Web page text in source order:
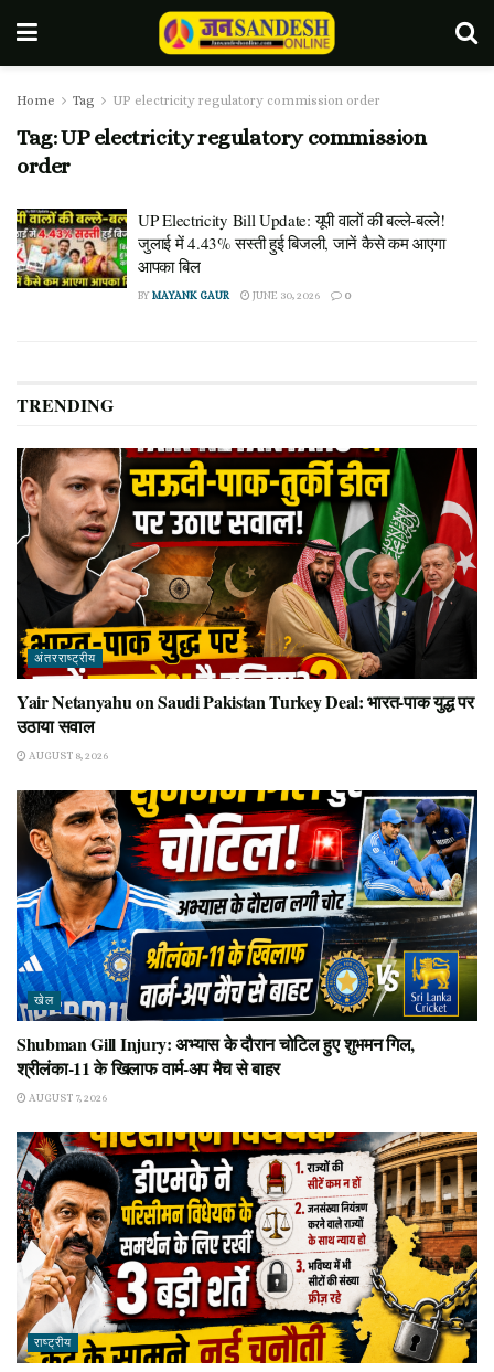
Home Tag UP electricity regulatory commission order
Tag:UP electricity regulatory commission
order
UP Electricity Bill Update: यूपी वालों की बल्ले-बल्ले!
जुलाई में 4.43% सस्ती हुई बिजली, जानें कैसे कम आएगा
आपका बिल
BYMAYANK GAUR JUNE 30, 2026 0
TRENDING
अंतरराष्ट्रीय
Yair Netanyahu on Saudi Pakistan Turkey Deal: भारत-पाक युद्ध पर
उठाया सवाल
AUGUST 8, 2026
खेल
Shubman Gill Injury: अभ्यास के दौरान चोटिल हुए शुभमन गिल,
श्रीलंका-11 के खिलाफ वार्म-अप मैच से बाहर
AUGUST 7, 2026
राष्ट्रीय